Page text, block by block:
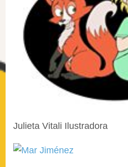
Julieta Vitali Ilustradora